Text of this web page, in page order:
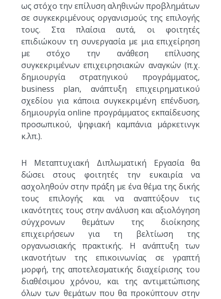
ως στόχο την επίλυση αληθινών προβλημάτων
σε συγκεκριμένους οργανισμούς της επιλογής
τους. Στα πλαίσια αυτά, οι φοιτητές
επιδιώκουν τη συνεργασία με μια επιχείρηση
με στόχο την ανάθεση επίλυσης
συγκεκριμένων επιχειρησιακών αναγκών (π.χ.
δημιουργία στρατηγικού προγράμματος,
business plan, ανάπτυξη επιχειρηματικού
σχεδίου για κάποια συγκεκριμένη επένδυση,
δημιουργία online προγράμματος εκπαίδευσης
προσωπικού, ψηφιακή καμπάνια μάρκετινγκ
κ.λπ.).
Η Μεταπτυχιακή Διπλωματική Εργασία θα
δώσει στους φοιτητές την ευκαιρία να
ασχοληθούν στην πράξη με ένα θέμα της δικής
τους επιλογής και να αναπτύξουν τις
ικανότητες τους στην ανάλυση και αξιολόγηση
σύγχρονων θεμάτων της διοίκησης
επιχειρήσεων για τη βελτίωση της
οργανωσιακής πρακτικής. Η ανάπτυξη των
ικανοτήτων της επικοινωνίας σε γραπτή
μορφή, της αποτελεσματικής διαχείρισης του
διαθέσιμου χρόνου, και της αντιμετώπισης
όλων των θεμάτων που θα προκύπτουν στην